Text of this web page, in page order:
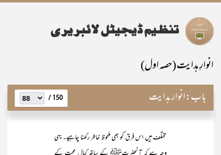
انوارِ ہدایت (حصہ اول)
باب:انوار ہدایت 150 /
مختلف ہیں اس فرق کو بھی ملحوظ خاطر رکھنا چاہیے۔ یہی